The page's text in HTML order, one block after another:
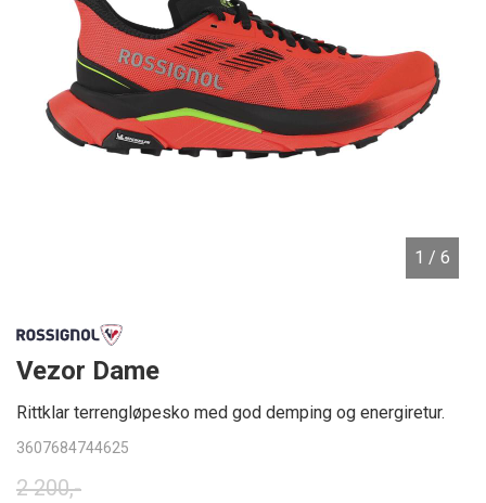
1 / 6
Vezor Dame
Rittklar terrengløpesko med god demping og energiretur.
3607684744625
2 200,-